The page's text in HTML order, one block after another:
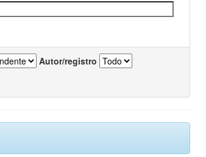
Autor/registro